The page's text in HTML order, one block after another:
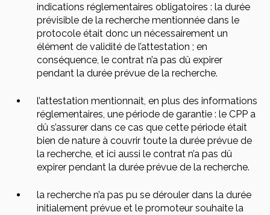
indications réglementaires obligatoires : la durée
prévisible de la recherche mentionnée dans le
protocole était donc un nécessairement un
élément de validité de l’attestation ; en
conséquence, le contrat n’a pas dû expirer
pendant la durée prévue de la recherche.
l’attestation mentionnait, en plus des informations
réglementaires, une période de garantie : le CPP a
dû s’assurer dans ce cas que cette période était
bien de nature à couvrir toute la durée prévue de
la recherche, et ici aussi le contrat n’a pas dû
expirer pendant la durée prévue de la recherche.
la recherche n’a pas pu se dérouler dans la durée
initialement prévue et le promoteur souhaite la